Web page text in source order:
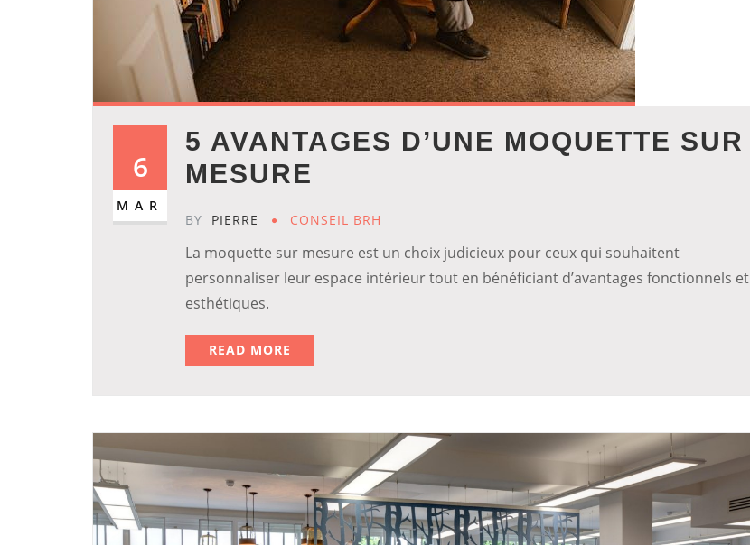
6
MAR
5 AVANTAGES D’UNE MOQUETTE SUR
MESURE
BY PIERRE CONSEIL BRH
La moquette sur mesure est un choix judicieux pour ceux qui souhaitent
personnaliser leur espace intérieur tout en bénéficiant d’avantages fonctionnels et
esthétiques.
READ MORE